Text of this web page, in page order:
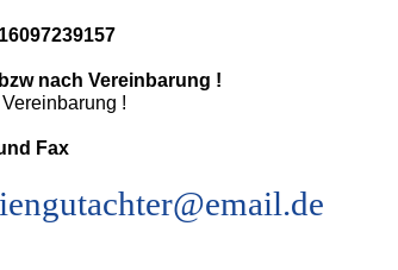
nach Vereinbarung !
!
Fax